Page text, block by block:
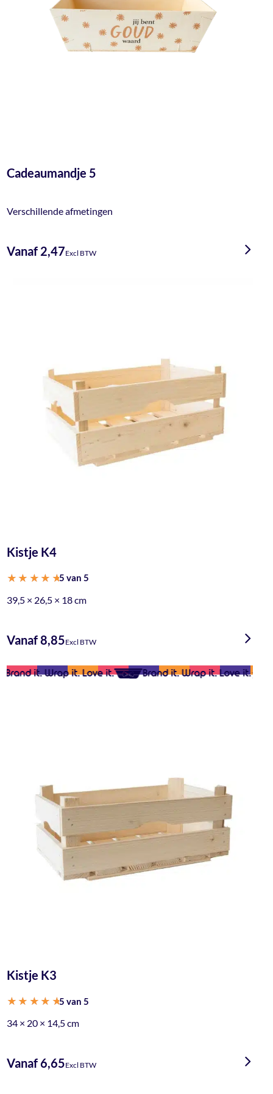
Cadeaumandje 5
Verschillende afmetingen
Vanaf 2,47Excl BTW
Kistje K4
5.00uit 5
5 van 5
39,5 × 26,5 × 18 cm
Vanaf 8,85Excl BTW
Brand it. Wrap it. Love it. Brand it. Wrap it. Love it.
Kistje K3
5.00uit 5
5 van 5
34 × 20 × 14,5 cm
Vanaf 6,65Excl BTW